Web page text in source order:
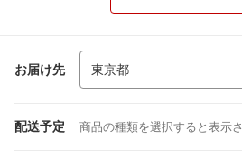
お届け先
配送予定 商品の種類を選択すると表示